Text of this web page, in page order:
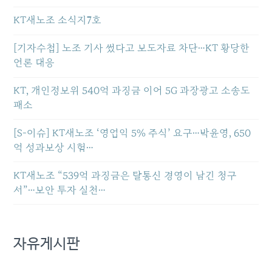
KT새노조 소식지7호
[기자수첩] 노조 기사 썼다고 보도자료 차단…KT 황당한
언론 대응
KT, 개인정보위 540억 과징금 이어 5G 과장광고 소송도
패소
[S-이슈] KT새노조 ‘영업익 5% 주식’ 요구…박윤영, 650
억 성과보상 시험…
KT새노조 “539억 과징금은 탈통신 경영이 남긴 청구
서”…보안 투자 실천…
자유게시판